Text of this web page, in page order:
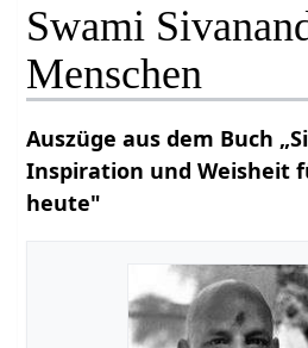
Swami
Menschen
Auszüge aus dem Buch
Inspiration und Weisheit
heute"